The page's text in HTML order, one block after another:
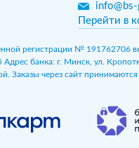
Перейти в
регистрации № 191762706
банка: г. Минск, ул.
Заказы через сайт принимаются